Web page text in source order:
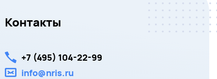
Контакты
+7 (495) 104-22-99
info@nris.ru